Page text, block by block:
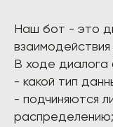
Наш бот - это
В ходе диалога
- какой тип
- подчиняются
распределению;